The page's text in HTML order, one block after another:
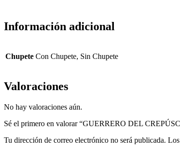
Información adicional
Chupete Con Chupete, Sin Chupete
Valoraciones
No hay valoraciones aún.
Sé el primero en valorar “GUERRERO DEL
Tu dirección de correo electrónico no será publicada.